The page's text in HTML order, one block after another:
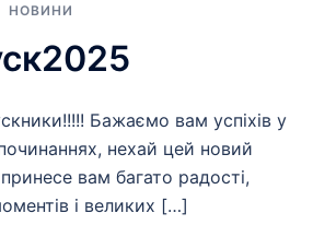
НОВИНИ
Бажаємо вам успіхів у
нехай цей новий
вам багато радості,
і великих […]